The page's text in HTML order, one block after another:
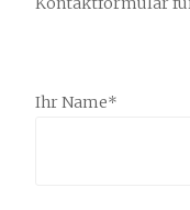
Ihr Name*